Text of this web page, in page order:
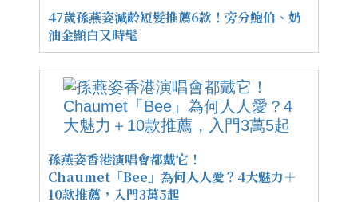
47歲孫燕姿減齡短髮推薦6款！旁分鮑伯、奶
油金顯白又時髦
孫燕姿香港演唱會都戴它！
Chaumet「Bee」為何人人愛？4大魅力＋
10款推薦，入門3萬5起